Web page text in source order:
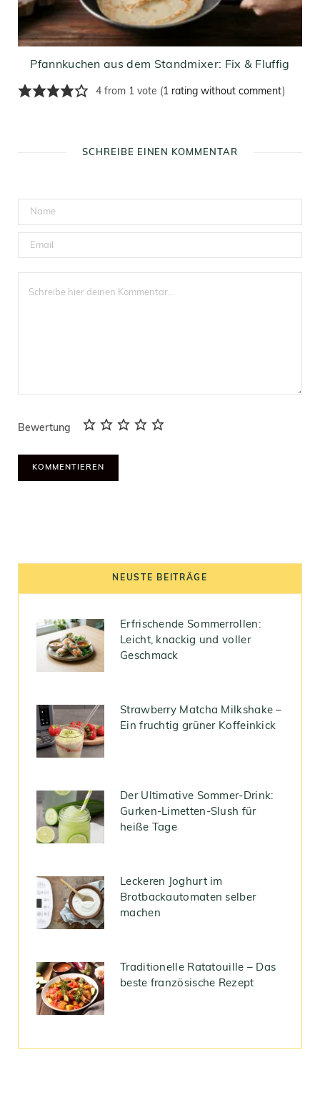
Pfannkuchen aus dem Standmixer: Fix & Fluffig
4 from 1 vote (1 rating without comment)
SCHREIBE EINEN KOMMENTAR
Bewertung
NEUSTE BEITRÄGE
Erfrischende Sommerrollen:
Leicht, knackig und voller
Geschmack
Strawberry Matcha Milkshake –
Ein fruchtig grüner Koffeinkick
Der Ultimative Sommer-Drink:
Gurken-Limetten-Slush für
heiße Tage
Leckeren Joghurt im
Brotbackautomaten selber
machen
Traditionelle Ratatouille – Das
beste französische Rezept